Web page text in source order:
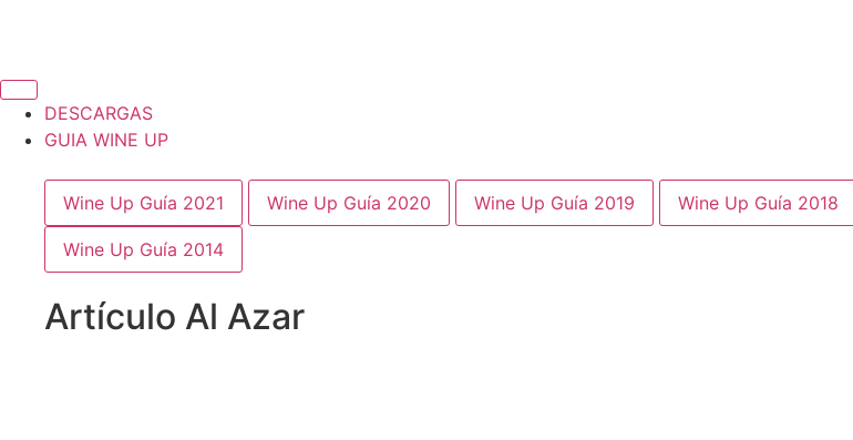
DESCARGAS
GUIA WINE UP
Wine Up Guía 2021 Wine Up Guía 2020 Wine Up Guía 2019 Wine Up Guía 2018
Wine Up Guía 2014
Artículo Al Azar